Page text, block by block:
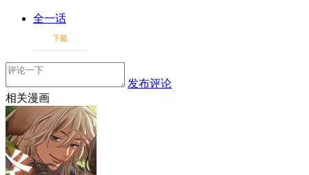
全一话
下載
发布评论
相关漫画